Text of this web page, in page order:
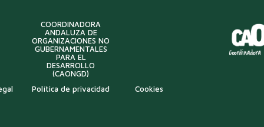
COORDINADORA
ANDALUZA DE
ORGANIZACIONES NO
GUBERNAMENTALES
PARA EL
DESARROLLO
(CAONGD)
Política de privacidad Cookies